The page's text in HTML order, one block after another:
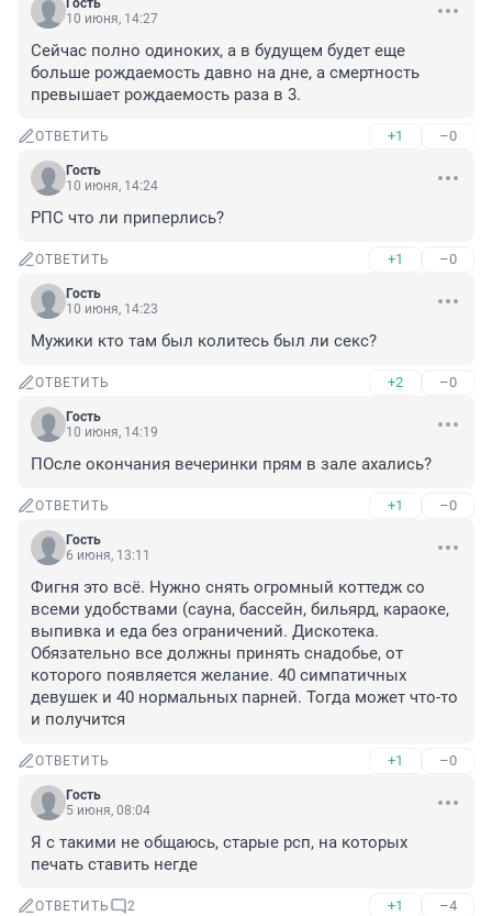
Гость
10 июня, 14:27
Сейчас полно одиноких, а в будущем будет еще
больше рождаемость давно на дне, а смертность
превышает рождаемость раза в 3.
ОТВЕТИТЬ +1 –0
Гость
10 июня, 14:24
РПС что ли приперлись?
ОТВЕТИТЬ +1 –0
Гость
10 июня, 14:23
Мужики кто там был колитесь был ли секс?
ОТВЕТИТЬ +2 –0
Гость
10 июня, 14:19
ПОсле окончания вечеринки прям в зале ахались?
ОТВЕТИТЬ +1 –0
Гость
6 июня, 13:11
Фигня это всё. Нужно снять огромный коттедж со
всеми удобствами (сауна, бассейн, бильярд, караоке,
выпивка и еда без ограничений. Дискотека.
Обязательно все должны принять снадобье, от
которого появляется желание. 40 симпатичных
девушек и 40 нормальных парней. Тогда может что-то
и получится
ОТВЕТИТЬ +1 –0
Гость
5 июня, 08:04
Я с такими не общаюсь, старые рсп, на которых
печать ставить негде
ОТВЕТИТЬ 2 +1 –4